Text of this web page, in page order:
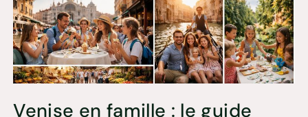
Venise en famille : le guide